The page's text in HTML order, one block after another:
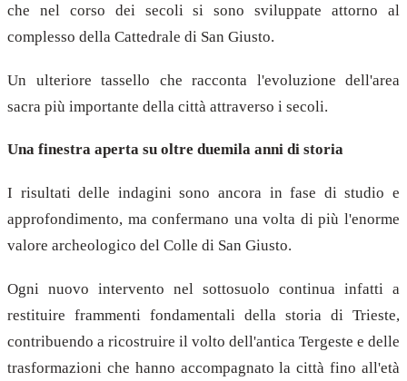
che nel corso dei secoli si sono sviluppate attorno al
complesso della Cattedrale di San Giusto.
Un ulteriore tassello che racconta l'evoluzione dell'area
sacra più importante della città attraverso i secoli.
Una finestra aperta su oltre duemila anni di storia
I risultati delle indagini sono ancora in fase di studio e
approfondimento, ma confermano una volta di più l'enorme
valore archeologico del Colle di San Giusto.
Ogni nuovo intervento nel sottosuolo continua infatti a
restituire frammenti fondamentali della storia di Trieste,
contribuendo a ricostruire il volto dell'antica Tergeste e delle
trasformazioni che hanno accompagnato la città fino all'età